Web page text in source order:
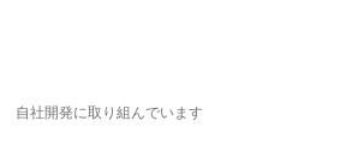
自社開発に取り組んでいます